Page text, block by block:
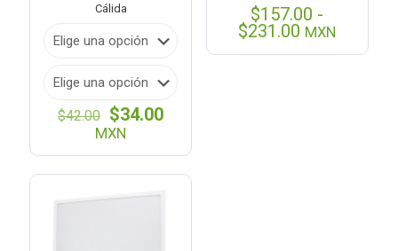
Cálida
$42.00 El
precio
$42.00.
$34.00El
actual
$34.00.
MXN
$157.00 -
$231.00 Rango
MXN